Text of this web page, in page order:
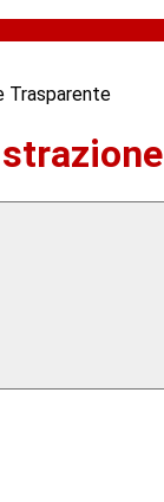
Trasparente